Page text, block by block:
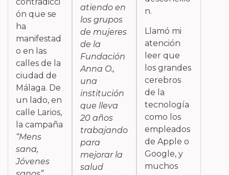
ón que se
ha
manifestad
o en las
calles de la
ciudad de
Málaga. De
un lado, en
calle Larios,
la campaña
“Mens
sana,
Jóvenes
atiendo en
los grupos
de mujeres
de la
Fundación
Anna O.,
una
institución
que lleva
20 años
trabajando
para
mejorar la
salud
n.
Llamó mi
atención
leer que
los grandes
cerebros
de la
tecnología
como los
empleados
de Apple o
Google, y
muchos